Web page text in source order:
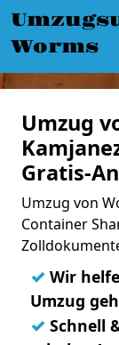
Worms
Umzug
Gratis-
Umzug von
Container
✓ Wir
Umzug
✓ Schnell